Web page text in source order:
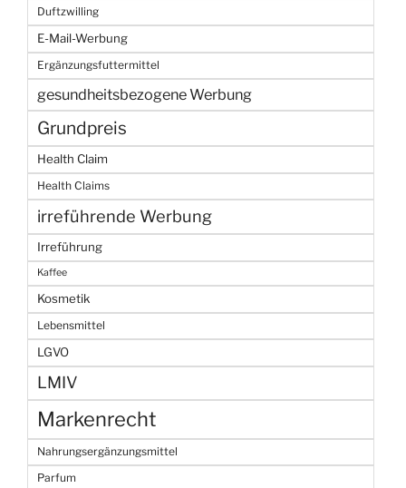
Duftzwilling
E-Mail-Werbung
Ergänzungsfuttermittel
gesundheitsbezogene Werbung
Grundpreis
Health Claim
Health Claims
irreführende Werbung
Irreführung
Kaffee
Kosmetik
Lebensmittel
LGVO
LMIV
Markenrecht
Nahrungsergänzungsmittel
Parfum